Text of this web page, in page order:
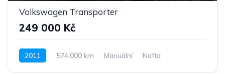
Volkswagen Transporter
249 000 Kč
2011 574,000 km Manuální
Nafta